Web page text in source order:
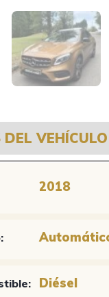
DEL VEHÍCULO
2018
Diésel